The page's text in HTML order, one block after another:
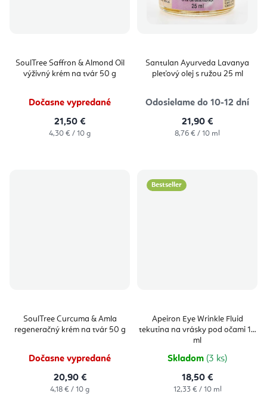
SoulTree Saffron & Almond Oil
výživný krém na tvár 50 g
Dočasne vypredané
21,50 €
Jednotková
4,30 € / 10 g
Santulan Ayurveda Lavanya
pleťový olej s ružou 25 ml
Odosielame do 10-12 dní
21,90 €
Jednotková
8,76 € / 10 ml
SoulTree Curcuma & Amla
regeneračný krém na tvár 50 g
Dočasne vypredané
20,90 €
Jednotková
4,18 € / 10 g
Bestseller
Apeiron Eye Wrinkle Fluid
tekutina na vrásky pod očami 15
ml
Skladom (3 ks)
18,50 €
Jednotková
12,33 € / 10 ml